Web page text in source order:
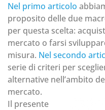
Nel primo articolo
proposito delle due
per questa scelta:
mercato o farsi
misura. Nel secondo
serie di criteri per
alternative nell’ambito
mercato.
Il presente